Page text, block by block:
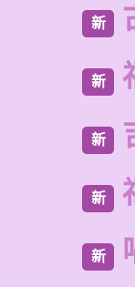
新
新
新
新
新